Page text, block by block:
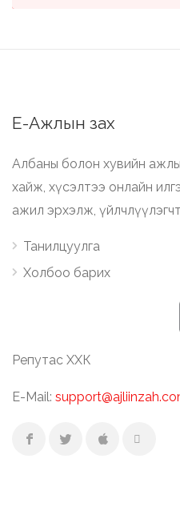
Е-Ажлын зах
Албаны болон хувийн
хайж, хүсэлтээ онлайн
ажил эрхэлж,
Танилцуулга
Холбоо барих
Репутас ХХК
E-Mail: